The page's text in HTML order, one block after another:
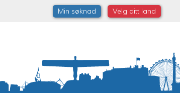
Min søknad Velg ditt land